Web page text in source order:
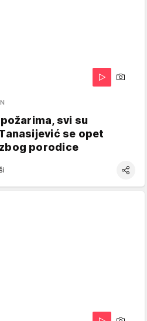
svi su
se opet
porodice